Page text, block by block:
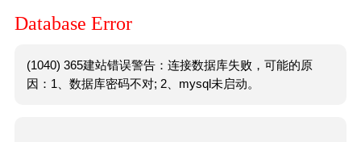
Database Error
(1040) 365建站错误警告：连接数据库失败，可能的原
因：1、数据库密码不对; 2、mysql未启动。